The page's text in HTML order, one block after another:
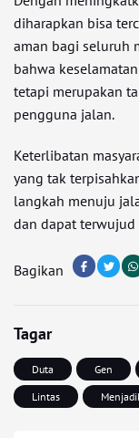
diharapkan bisa
aman bagi seluruh
bahwa
tetapi merupakan
pengguna jalan.
Keterlibatan
yang tak
langkah menuju
dan dapat
Bagikan
Tagar
Duta Gen
Lintas